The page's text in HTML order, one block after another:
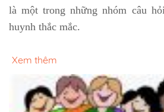
là một trong những nhóm câu
huynh thắc mắc.
Xem thêm